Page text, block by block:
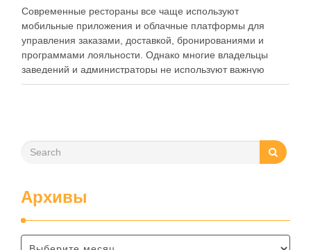
Современные рестораны все чаще используют
мобильные приложения и облачные платформы для
управления заказами, доставкой, бронированиями и
программами лояльности. Однако многие владельцы
заведений и администраторы не используют важную
функцию — просмотр истории активности приложения.
Архивы